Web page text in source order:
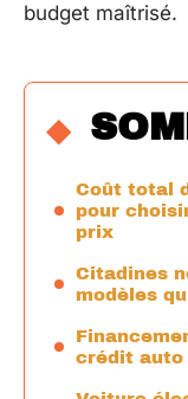
budget maîtrisé.
Coût total
pour
prix
Citadines
modèles
crédit auto